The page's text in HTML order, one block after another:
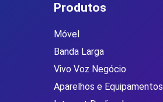
Produtos
Móvel
Banda Larga
Vivo Voz Negócio
Aparelhos e Equipamentos